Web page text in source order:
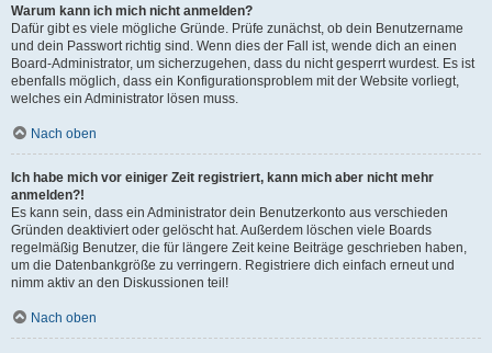
Warum kann ich mich nicht anmelden?
Dafür gibt es viele mögliche Gründe. Prüfe zunächst, ob dein Benutzername
und dein Passwort richtig sind. Wenn dies der Fall ist, wende dich an einen
Board-Administrator, um sicherzugehen, dass du nicht gesperrt wurdest. Es ist
ebenfalls möglich, dass ein Konfigurationsproblem mit der Website vorliegt,
welches ein Administrator lösen muss.
Nach oben
Ich habe mich vor einiger Zeit registriert, kann mich aber nicht mehr
anmelden?!
Es kann sein, dass ein Administrator dein Benutzerkonto aus verschieden
Gründen deaktiviert oder gelöscht hat. Außerdem löschen viele Boards
regelmäßig Benutzer, die für längere Zeit keine Beiträge geschrieben haben,
um die Datenbankgröße zu verringern. Registriere dich einfach erneut und
nimm aktiv an den Diskussionen teil!
Nach oben